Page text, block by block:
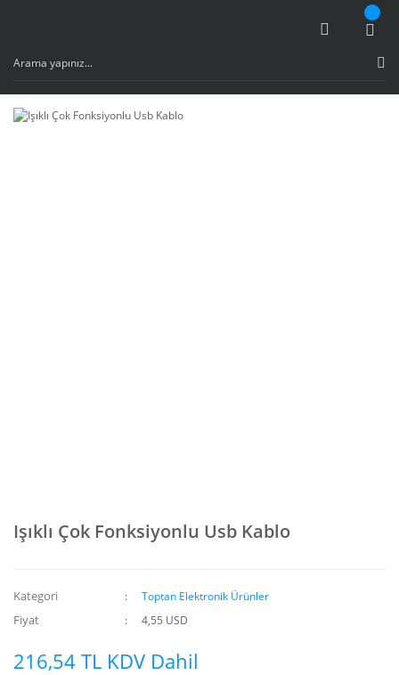
Işıklı Çok Fonksiyonlu Usb Kablo
Kategori Toptan Elektronik Ürünler
Fiyat 4,55 USD
216,54 TL KDV Dahil